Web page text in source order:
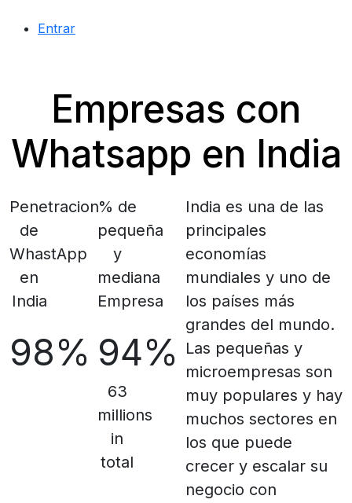
Entrar
Empresas con
Whatsapp en India
Penetracion
de
WhastApp
en
India
98%
% de
pequeña
y
mediana
Empresa
94%
63
millions
in
total
India es una de las
principales
economías
mundiales y uno de
los países más
grandes del mundo.
Las pequeñas y
microempresas son
muy populares y hay
muchos sectores en
los que puede
crecer y escalar su
negocio con